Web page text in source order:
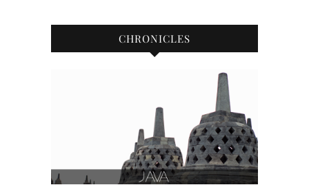
CHRONICLES